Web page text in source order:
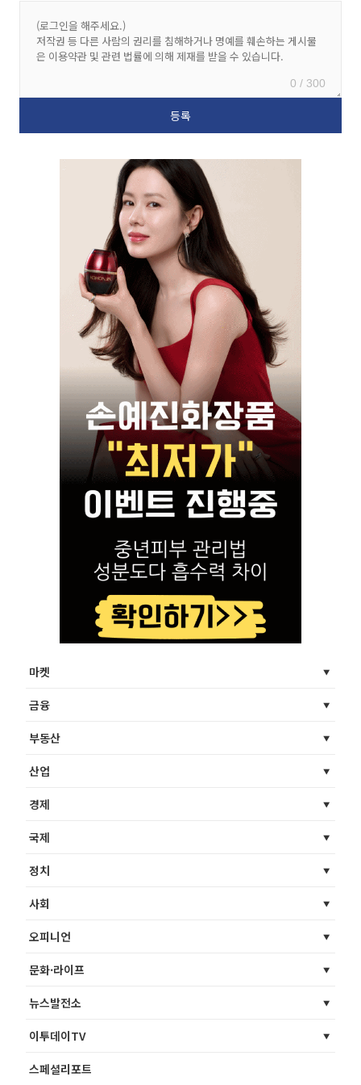
0 / 300
마켓
금융
부동산
산업
경제
국제
정치
사회
오피니언
문화·라이프
뉴스발전소
이투데이TV
스페셜리포트